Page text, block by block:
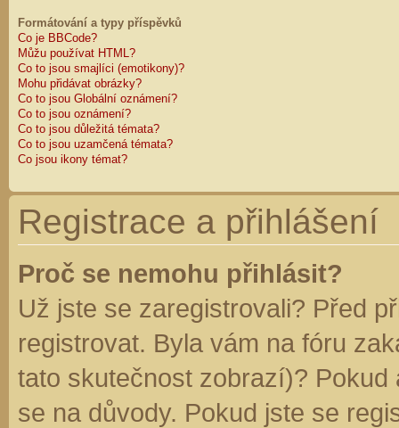
Formátování a typy příspěvků
Co je BBCode?
Můžu používat HTML?
Co to jsou smajlíci (emotikony)?
Mohu přidávat obrázky?
Co to jsou Globální oznámení?
Co to jsou oznámení?
Co to jsou důležitá témata?
Co to jsou uzamčená témata?
Co jsou ikony témat?
Registrace a přihlášení
Proč se nemohu přihlásit?
Už jste se zaregistrovali? Před
registrovat. Byla vám na fóru
tato skutečnost zobrazí)?
se na důvody. Pokud jste se